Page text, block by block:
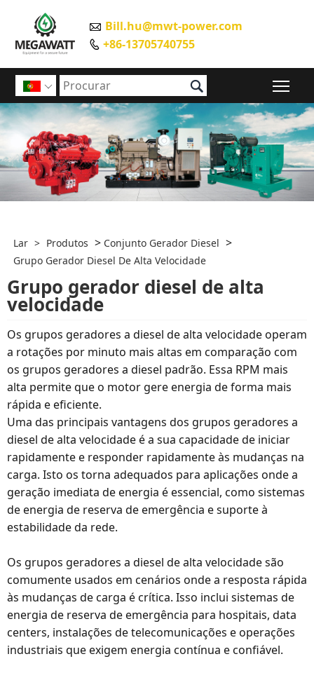
 Bill.hu@mwt-power.com
 +86-13705740755
 
Lar > Produtos > Conjunto Gerador Diesel >
Grupo Gerador Diesel De Alta Velocidade
Grupo gerador diesel de alta
velocidade
Os grupos geradores a diesel de alta velocidade operam
a rotações por minuto mais altas em comparação com
os grupos geradores a diesel padrão. Essa RPM mais
alta permite que o motor gere energia de forma mais
rápida e eficiente.
Uma das principais vantagens dos grupos geradores a
diesel de alta velocidade é a sua capacidade de iniciar
rapidamente e responder rapidamente às mudanças na
carga. Isto os torna adequados para aplicações onde a
geração imediata de energia é essencial, como sistemas
de energia de reserva de emergência e suporte à
estabilidade da rede.
Os grupos geradores a diesel de alta velocidade são
comumente usados ​​em cenários onde a resposta rápida
às mudanças de carga é crítica. Isso inclui sistemas de
energia de reserva de emergência para hospitais, data
centers, instalações de telecomunicações e operações
industriais que exigem energia contínua e confiável.